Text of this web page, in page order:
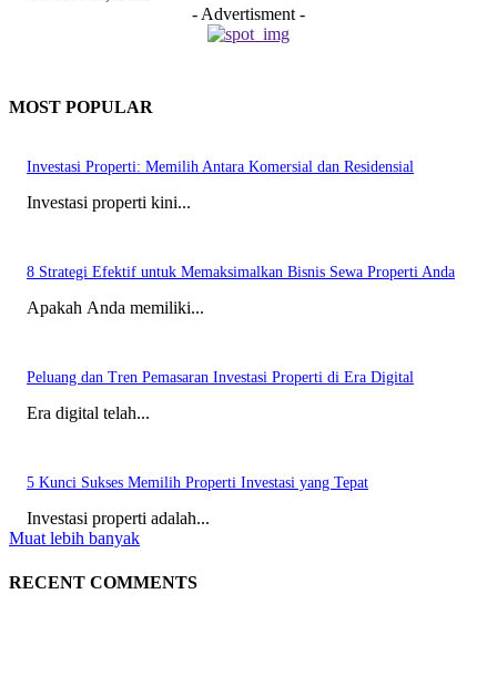
- Advertisment -
MOST POPULAR
Investasi Properti: Memilih Antara Komersial dan Residensial
Investasi properti kini...
8 Strategi Efektif untuk Memaksimalkan Bisnis Sewa Properti Anda
Apakah Anda memiliki...
Peluang dan Tren Pemasaran Investasi Properti di Era Digital
Era digital telah...
5 Kunci Sukses Memilih Properti Investasi yang Tepat
Investasi properti adalah...
Muat lebih banyak
RECENT COMMENTS